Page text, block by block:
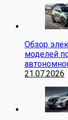
Обзор
моделей
21.07.2026